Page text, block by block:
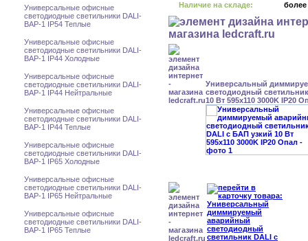
Универсальные офисные
светодиодные светильники DALI-
BAP-1 IP54 Теплые
Универсальные офисные
светодиодные светильники DALI-
BAP-1 IP44 Холодные
Универсальные офисные
светодиодные светильники DALI-
BAP-1 IP44 Нейтральные
Универсальные офисные
светодиодные светильники DALI-
BAP-1 IP44 Теплые
Универсальные офисные
светодиодные светильники DALI-
BAP-1 IP65 Холодные
Универсальные офисные
светодиодные светильники DALI-
BAP-1 IP65 Нейтральные
Универсальные офисные
светодиодные светильники DALI-
BAP-1 IP65 Теплые
Наличие на складе: более
Универсальный
светодиодный
10 Вт 595x110 3000K IP20